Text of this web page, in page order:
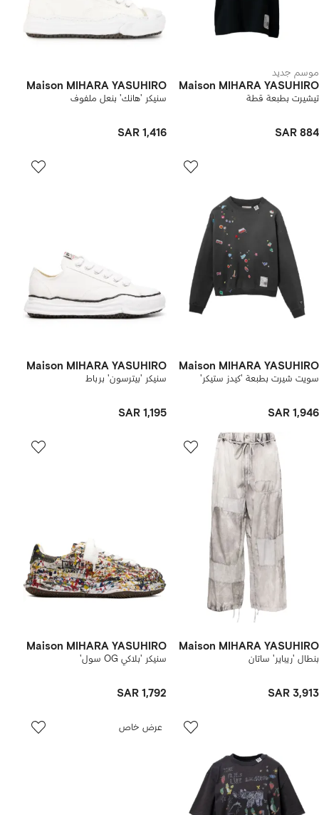
موسم جديد
Maison MIHARA YASUHIRO
تيشيرت بطبعة قطة
SAR 884
Maison MIHARA YASUHIRO
سنيكر 'هانك' بنعل ملفوف
SAR 1,416
Maison MIHARA YASUHIRO
سويت شيرت بطبعة 'كيدز ستيكر'
SAR 1,946
Maison MIHARA YASUHIRO
سنيكر 'بيترسون' برباط
SAR 1,195
Maison MIHARA YASUHIRO
بنطال 'ريباير' ساتان
SAR 3,913
Maison MIHARA YASUHIRO
سنيكر 'بلاكي OG سول'
SAR 1,792
عرض خاص